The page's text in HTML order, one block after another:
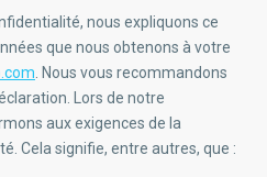
nous expliquons ce
que nous obtenons à votre
. Nous vous recommandons
Lors de notre
aux exigences de la
Cela signifie, entre autres, que :